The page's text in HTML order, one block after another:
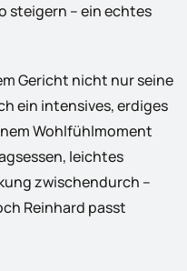
steigern – ein echtes
Gericht nicht nur seine
ein intensives, erdiges
Wohlfühlmoment
leichtes
zwischendurch –
Reinhard passt